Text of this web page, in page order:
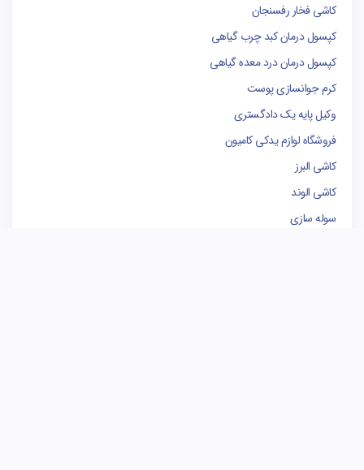
کاشی فخار رفسنجان
کپسول درمان کبد چرب گیاهی
کپسول درمان درد معده گیاهی
کرم جوانسازی پوست
وکیل پایه یک دادگستری
فروشگاه لوازم یدکی کامیون
کاشی البرز
کاشی الوند
سوله سازی